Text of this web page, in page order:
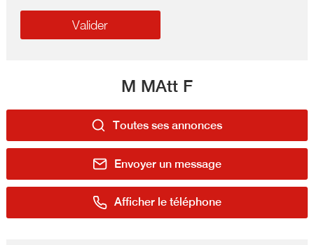
M MAtt F
Toutes ses annonces
Envoyer un message
Afficher le téléphone